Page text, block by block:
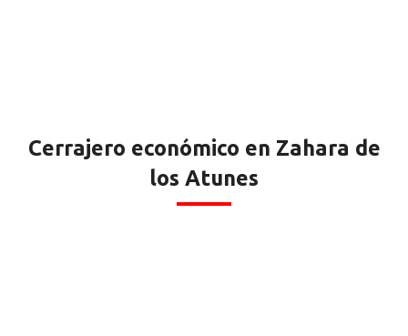
Cerrajero económico en Zahara de
los Atunes